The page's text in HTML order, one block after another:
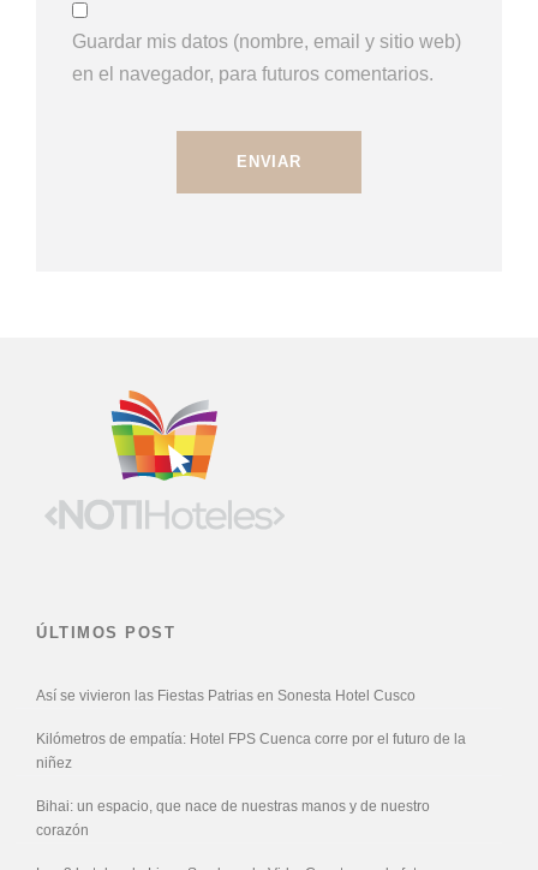
Guardar mis datos (nombre, email y sitio web)
en el navegador, para futuros comentarios.
ÚLTIMOS POST
Así se vivieron las Fiestas Patrias en Sonesta Hotel Cusco
Kilómetros de empatía: Hotel FPS Cuenca corre por el futuro de la
niñez
Bihai: un espacio, que nace de nuestras manos y de nuestro
corazón